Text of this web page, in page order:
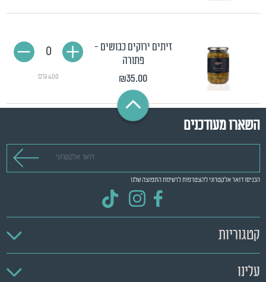
זיתים ירוקים כבושים -
פתורה
₪35.00
400 גרם
0
השארו מעודכנים
הכניסו דואר אלקטרוני להצטרפות לרשימת התפוצה שלנו
קטגוריות
עלינו